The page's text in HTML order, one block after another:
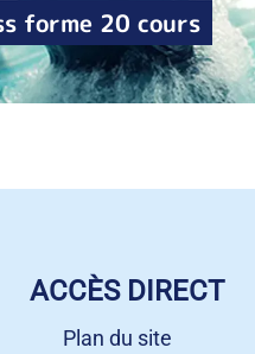
forme 20 cours
ACCÈS DIRECT
Plan du site